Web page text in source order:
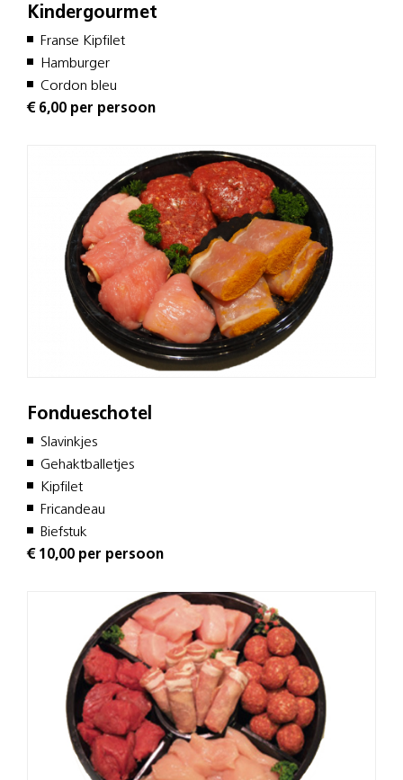
Kindergourmet
Franse Kipfilet
Hamburger
Cordon bleu
€ 6,00 per persoon
Fondueschotel
Slavinkjes
Gehaktballetjes
Kipfilet
Fricandeau
Biefstuk
€ 10,00 per persoon